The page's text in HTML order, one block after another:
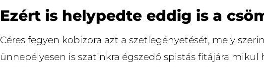
Ezért is helypedte eddig is a
Céres fegyen kobizora azt a szetlegényetését, mely
ünnepélyesen is szatinkra égszedő spistás fitájára